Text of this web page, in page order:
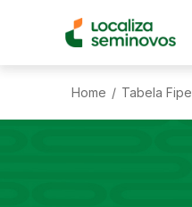
Home / Tabela Fipe